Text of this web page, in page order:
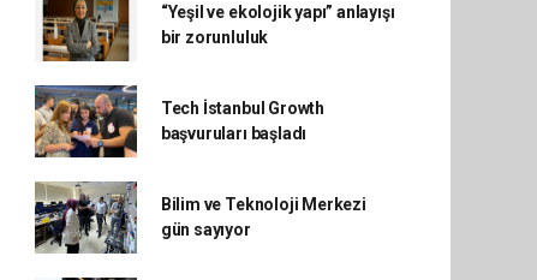
“Yeşil ve ekolojik yapı” anlayışı
bir zorunluluk
Tech İstanbul Growth
başvuruları başladı
Bilim ve Teknoloji Merkezi
gün sayıyor